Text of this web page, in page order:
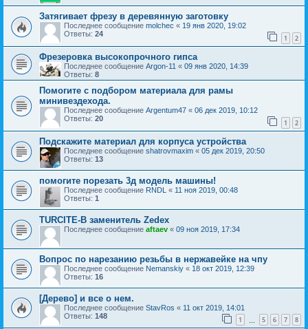
Затягивает фрезу в деревянную заготовку
Последнее сообщение molchec « 19 янв 2020, 19:02
Ответы: 24 1 2
Фрезеровка высокопрочного гипса
Последнее сообщение Argon-11 « 09 янв 2020, 14:39
Ответы: 8
Помогите с подбором материала для рамы
минивездехода.
Последнее сообщение Argentum47 « 06 дек 2019, 10:12
Ответы: 20 1 2
Подскажите материал для корпуса устройства
Последнее сообщение shatrovmaxim « 05 дек 2019, 20:50
Ответы: 13
помогите порезать 3д модель машины!
Последнее сообщение RNDL « 11 ноя 2019, 00:48
Ответы: 1
TURCITE-B заменитель Zedex
Последнее сообщение aftaev « 09 ноя 2019, 17:34
Вопрос по нарезанию резьбы в нержавейке на чпу
Последнее сообщение Nemanskiy « 18 окт 2019, 12:39
Ответы: 16
[Дерево] и все о нем.
Последнее сообщение StavRos « 11 окт 2019, 14:01
Ответы: 148 1 5 6 7 8